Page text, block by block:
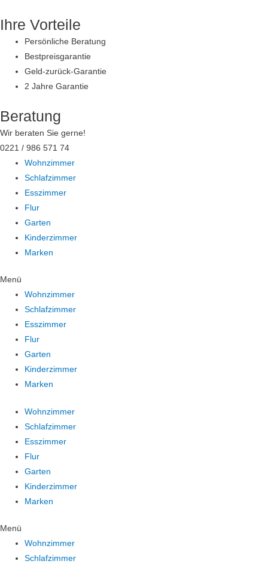
Inhalt
springen
Ihre Vorteile
Persönliche Beratung
Bestpreisgarantie
Geld-zurück-Garantie
2 Jahre Garantie
Beratung
Wir beraten Sie gerne!
0221 / 986 571 74
Wohnzimmer
Schlafzimmer
Esszimmer
Flur
Garten
Kinderzimmer
Marken
Menü
Wohnzimmer
Schlafzimmer
Esszimmer
Flur
Garten
Kinderzimmer
Marken
Wohnzimmer
Schlafzimmer
Esszimmer
Flur
Garten
Kinderzimmer
Marken
Menü
Wohnzimmer
Schlafzimmer